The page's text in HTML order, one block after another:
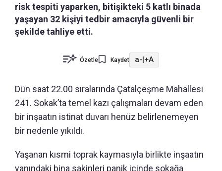
risk tespiti yaparken, bitişikteki 5 katlı binada
yaşayan 32 kişiyi tedbir amacıyla güvenli bir
şekilde tahliye etti.
Özetle Kaydet a- +A
Dün saat 22.00 sıralarında Çatalçeşme Mahallesi
241. Sokak’ta temel kazı çalışmaları devam eden
bir inşaatın istinat duvarı henüz belirlenemeyen
bir nedenle yıkıldı.
Yaşanan kısmi toprak kaymasıyla birlikte inşaatın
yanındaki bina sakinleri panik içinde sokağa